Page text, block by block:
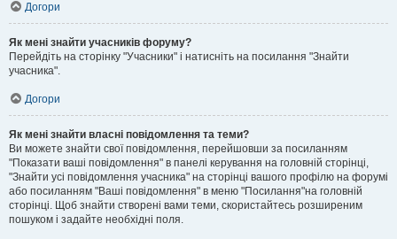
Догори
Як мені знайти учасників форуму?
Перейдіть на сторінку "Учасники" і натисніть на посилання "Знайти
учасника".
Догори
Як мені знайти власні повідомлення та теми?
Ви можете знайти свої повідомлення, перейшовши за посиланням
"Показати ваші повідомлення" в панелі керування на головній сторінці,
"Знайти усі повідомлення учасника" на сторінці вашого профілю на форумі
або посиланням "Ваші повідомлення" в меню "Посилання"на головній
сторінці. Щоб знайти створені вами теми, скористайтесь розширеним
пошуком і задайте необхідні поля.